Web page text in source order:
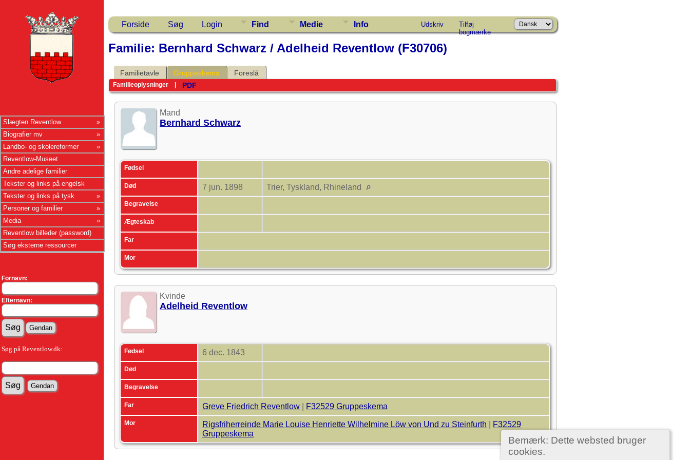
Slægten Reventlow
Biografier mv
Landbo- og skolereformer
Reventlow-Museet
Andre adelige familier
Tekster og links på engelsk
Tekster og links på tysk
Personer og familier
Media
Reventlow billeder (password)
Søg eksterne ressourcer
Fornavn:
Efternavn:
Søg på Reventlow.dk:
Forside Søg Login Find Medie Info Udskriv
Tilføj
bogmærke
Bemærk: Dette websted bruger
cookies.
Familie: Bernhard Schwarz / Adelheid Reventlow (F30706)
Familietavle Gruppeskema Foreslå
Familieoplysninger PDF
Mand
Bernhard Schwarz
Fødsel
Død 7 jun. 1898 Trier, Tyskland, Rhineland
Begravelse
Ægteskab
Far
Mor
Kvinde
Adelheid Reventlow
Fødsel 6 dec. 1843
Død
Begravelse
Far Greve Friedrich Reventlow F32529 Gruppeskema
Mor Rigsfriherreinde Marie Louise Henriette Wilhelmine Löw von Und zu Steinfurth
F32529
Gruppeskema